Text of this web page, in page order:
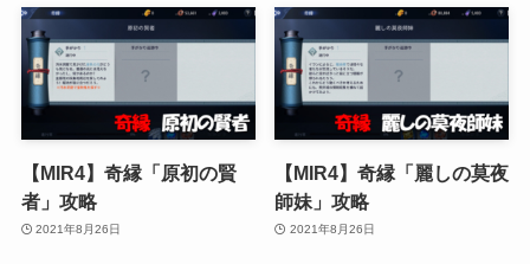
【MIR4】奇縁「原初の賢
者」攻略
2021年8月26日
【MIR4】奇縁「麗しの莫夜
師妹」攻略
2021年8月26日